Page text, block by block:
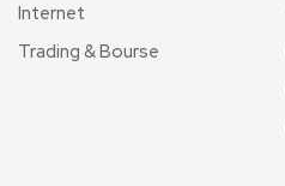
Internet
Trading & Bourse